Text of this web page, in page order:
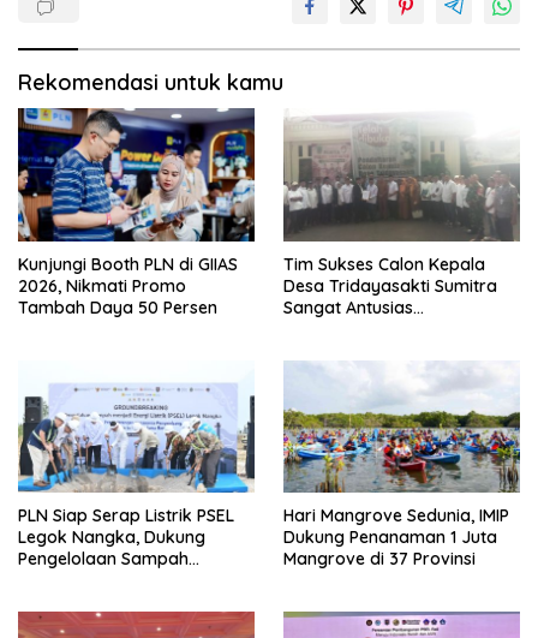
Rekomendasi untuk kamu
Kunjungi Booth PLN di GIIAS
2026, Nikmati Promo
Tambah Daya 50 Persen
Tim Sukses Calon Kepala
Desa Tridayasakti Sumitra
Sangat Antusias
Pilkades
PLN Siap Serap Listrik PSEL
Legok Nangka, Dukung
Pengelolaan Sampah
Hari Mangrove Sedunia, IMIP
Dukung Penanaman 1 Juta
Mangrove di 37 Provinsi